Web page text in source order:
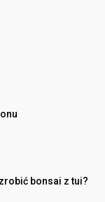
bonsai z tui?